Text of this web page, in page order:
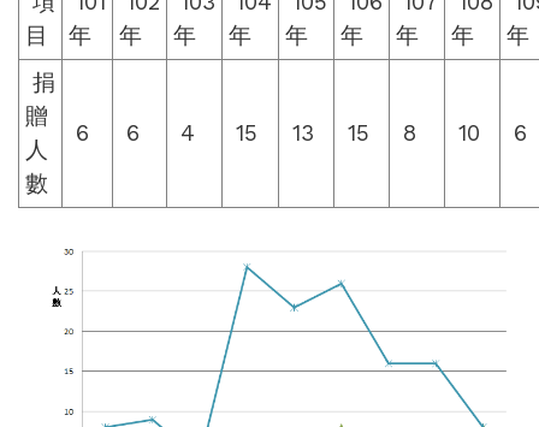
目
年
年
年
年
年
年
年
年
年
捐
贈
人
數
6 6 4 15 13 15 8 10 6